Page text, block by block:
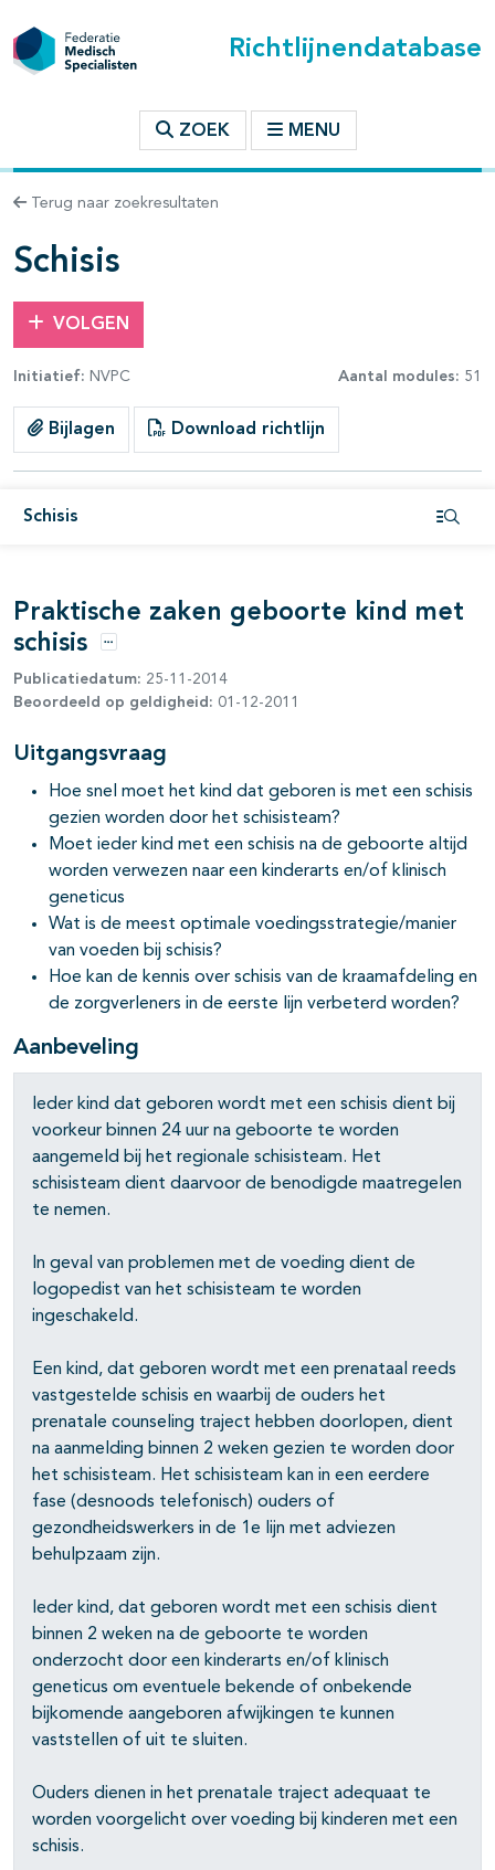
Richtlijnendatabase
ZOEK MENU
Terug naar zoekresultaten
Schisis
VOLGEN
Initiatief: NVPC Aantal modules: 51
Bijlagen Download richtlijn
Schisis
binnen deze richtlijn
open- en dichtklappen
open- en dichtklappen
open- en dichtklappen
open- en dichtklappen
open- en dichtklappen
open- en dichtklappen
Praktische zaken geboorte kind met
schisis
Opties
Publicatiedatum: 25-11-2014
Beoordeeld op geldigheid: 01-12-2011
Uitgangsvraag
Hoe snel moet het kind dat geboren is met een schisis
gezien worden door het schisisteam?
Moet ieder kind met een schisis na de geboorte altijd
worden verwezen naar een kinderarts en/of klinisch
geneticus
Wat is de meest optimale voedingsstrategie/manier
van voeden bij schisis?
Hoe kan de kennis over schisis van de kraamafdeling en
de zorgverleners in de eerste lijn verbeterd worden?
Aanbeveling
Ieder kind dat geboren wordt met een schisis dient bij
voorkeur binnen 24 uur na geboorte te worden
aangemeld bij het regionale schisisteam. Het
schisisteam dient daarvoor de benodigde maatregelen
te nemen.
In geval van problemen met de voeding dient de
logopedist van het schisisteam te worden
ingeschakeld.
Een kind, dat geboren wordt met een prenataal reeds
vastgestelde schisis en waarbij de ouders het
prenatale counseling traject hebben doorlopen, dient
na aanmelding binnen 2 weken gezien te worden door
het schisisteam. Het schisisteam kan in een eerdere
fase (desnoods telefonisch) ouders of
gezondheidswerkers in de 1e lijn met adviezen
behulpzaam zijn.
Ieder kind, dat geboren wordt met een schisis dient
binnen 2 weken na de geboorte te worden
onderzocht door een kinderarts en/of klinisch
geneticus om eventuele bekende of onbekende
bijkomende aangeboren afwijkingen te kunnen
vaststellen of uit te sluiten.
Ouders dienen in het prenatale traject adequaat te
worden voorgelicht over voeding bij kinderen met een
schisis.